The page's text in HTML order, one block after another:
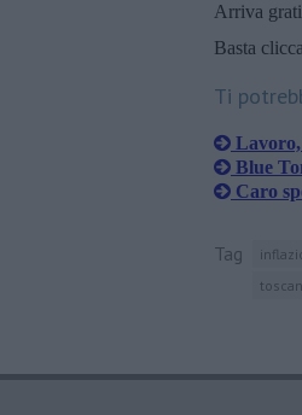
Arriva
Basta
Ti
Lavoro,
Blue
Caro
Tag